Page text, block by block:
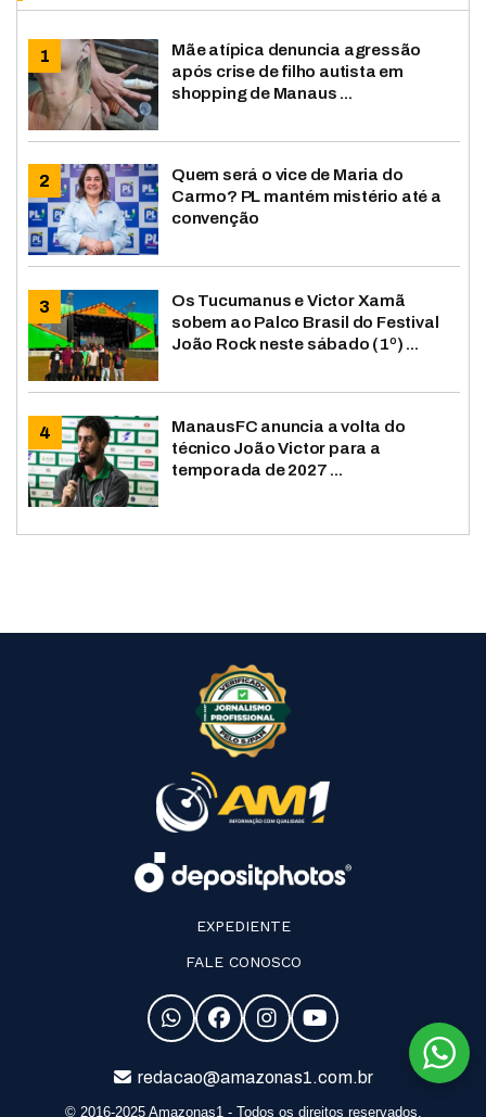
Mãe atípica denuncia agressão
após crise de filho autista em
shopping de Manaus ...
Quem será o vice de Maria do
Carmo? PL mantém mistério até a
convenção
Os Tucumanus e Victor Xamã
sobem ao Palco Brasil do Festival
João Rock neste sábado (1º) ...
ManausFC anuncia a volta do
técnico João Victor para a
temporada de 2027 ...
EXPEDIENTE
FALE CONOSCO
redacao@amazonas1.com.br
© 2016-2025 Amazonas1 - Todos os direitos reservados.